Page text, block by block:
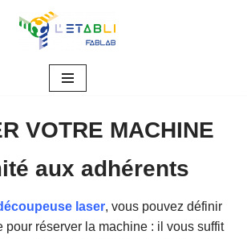
VOTRE MACHINE
aux adhérents
laser, vous pouvez définir
pour réserver la machine : il vous suffit